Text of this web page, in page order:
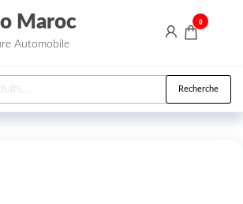
Maroc
Automobile
0
Recherche